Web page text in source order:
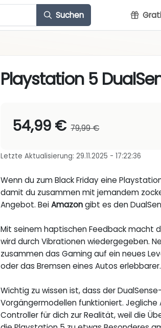
Suchen
Playstation 5
54,99 € 79,99 €
Letzte Aktualisierung: 29.11.2025 - 17:22:36
Wenn du zum Black Friday eine
damit du zusammen mit jemandem
Angebot. BeiAmazongibt es den
Mit seinem haptischen Feedback macht
wird durch Vibrationen wiedergegeben.
zusammen das Gaming auf ein neues
oder das Bremsen eines Autos erlebbarer.
Wichtig zu wissen ist, dass der
Vorgängermodellen funktioniert. Jegliche
Controller für dich zur Realität, weil die